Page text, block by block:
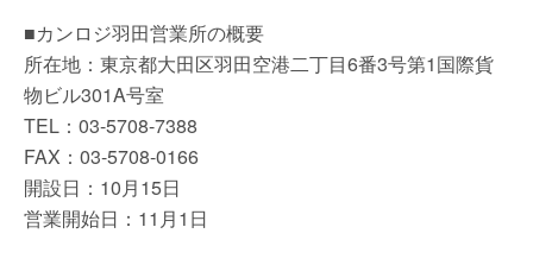
■カンロジ羽田営業所の概要
所在地：東京都大田区羽田空港二丁目6番3号第1国際貨
物ビル301A号室
TEL：03-5708-7388
FAX：03-5708-0166
開設日：10月15日
営業開始日：11月1日